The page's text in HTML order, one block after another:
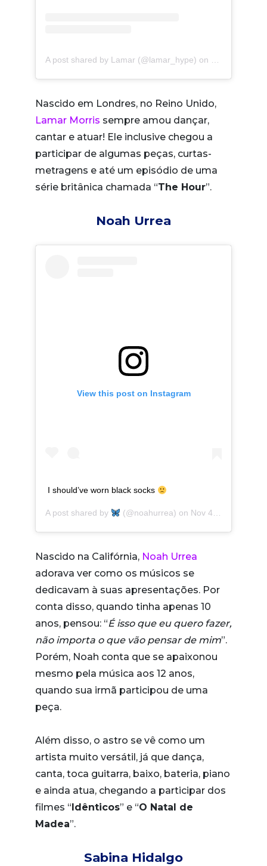
A post shared by Lamar (@lamar_hype) on Oct 13, 2019
Nascido em Londres, no Reino Unido,
Lamar Morris sempre amou dançar,
cantar e atuar! Ele inclusive chegou a
participar de algumas peças, curtas-
metragens e até um episódio de uma
série britânica chamada “The Hour”.
Noah Urrea
View this post on Instagram
I should’ve worn black socks
A post shared by (@noahurrea) on Nov 4, 2019 at 10:27am PST
Nascido na Califórnia, Noah Urrea
adorava ver como os músicos se
dedicavam à suas apresentações. Por
conta disso, quando tinha apenas 10
anos, pensou: “É isso que eu quero fazer,
não importa o que vão pensar de mim”.
Porém, Noah conta que se apaixonou
mesmo pela música aos 12 anos,
quando sua irmã participou de uma
peça.
Além disso, o astro se vê como um
artista muito versátil, já que dança,
canta, toca guitarra, baixo, bateria, piano
e ainda atua, chegando a participar dos
filmes “ Idênticos” e “O Natal de
Madea”.
Sabina Hidalgo